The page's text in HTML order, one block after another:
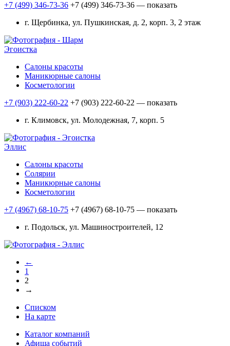
+7 (499) 346-73-36 +7 (499) 346-73-36 — показать
г. Щербинка, ул. Пушкинская, д. 2, корп. 3, 2 этаж
Эгоистка
Салоны красоты
Маникюрные салоны
Косметологии
+7 (903) 222-60-22 +7 (903) 222-60-22 — показать
г. Климовск, ул. Молодежная, 7, корп. 5
Эллис
Салоны красоты
Солярии
Маникюрные салоны
Косметологии
+7 (4967) 68-10-75 +7 (4967) 68-10-75 — показать
г. Подольск, ул. Машиностроителей, 12
←
1
2
→
Списком
На карте
Каталог компаний
Афиша событий